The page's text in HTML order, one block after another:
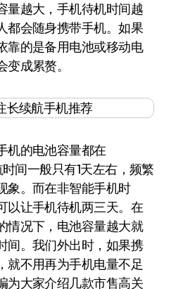
量越大，手机待机时间越
都会随身携带手机。如果
靠的是备用电池或移动电
成累赘。
的电池容量都在
间一般只有1天左右，频繁
象。而在非智能手机时
以让手机待机两三天。在
情况下，电池容量越大就
间。我们外出时，如果携
就不用再为手机电量不足
为大家介绍几款市售高关